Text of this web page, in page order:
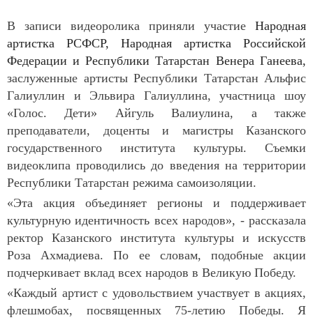
В записи видеоролика приняли участие Народная
артистка РСФСР, Народная артистка Российской
Федерации и Республики Татарстан Венера Ганеева,
заслуженные артисты Республики Татарстан Альфис
Галиуллин и Эльвира Галиуллина, участница шоу
«Голос. Дети» Айгуль Валиулина, а также
преподаватели, доценты и магистры Казанского
государственного института культуры. Съемки
видеоклипа проводились до введения на территории
Республики Татарстан режима самоизоляции.
«Эта акция объединяет регионы и поддерживает
культурную идентичность всех народов», - рассказала
ректор Казанского института культуры и искусств
Роза Ахмадиева. По ее словам, подобные акции
подчеркивает вклад всех народов в Великую Победу.
«Каждый артист с удовольствием участвует в акциях,
флешмобах, посвященных 75-летию Победы. Я